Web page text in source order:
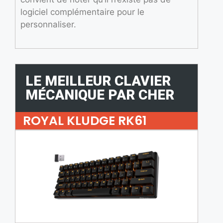
logiciel complémentaire pour le
personnaliser.
LE MEILLEUR CLAVIER
MÉCANIQUE PAR CHER
ROYAL KLUDGE RK61